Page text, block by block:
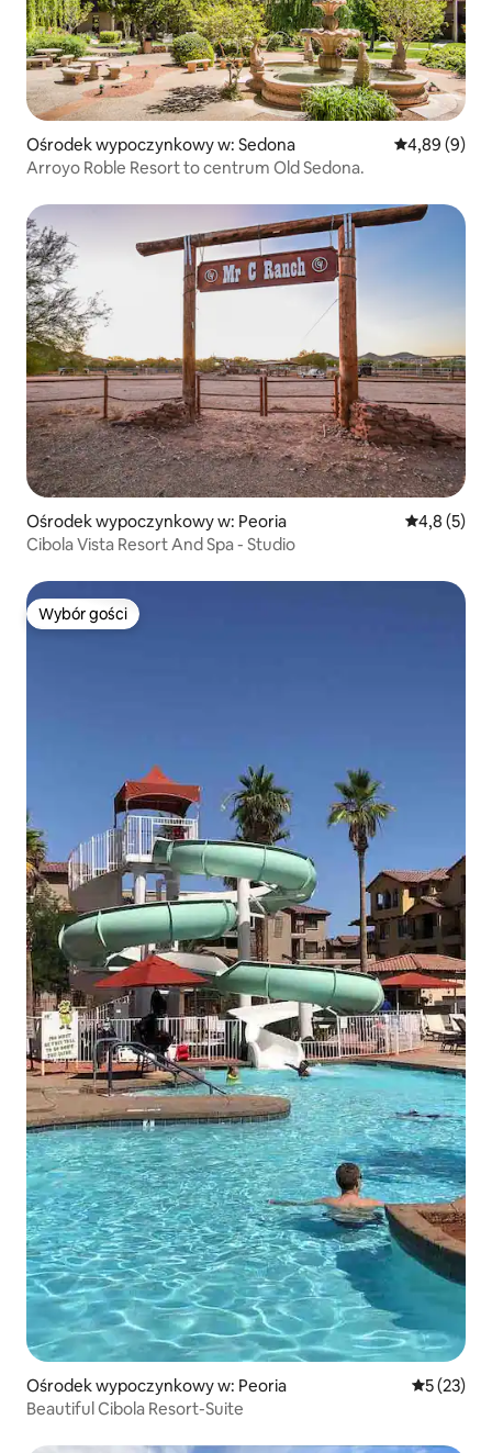
Ośrodek wypoczynkowy w: Sedona Średnia
4,89 (9)
Arroyo Roble Resort to centrum Old Sedona.
Ośrodek wypoczynkowy w: Peoria Średnia
4,8 (5)
Cibola Vista Resort And Spa - Studio
Wybór gości
Wybór gości
Ośrodek wypoczynkowy w: Peoria Średnia
5 (23)
Beautiful Cibola Resort-Suite